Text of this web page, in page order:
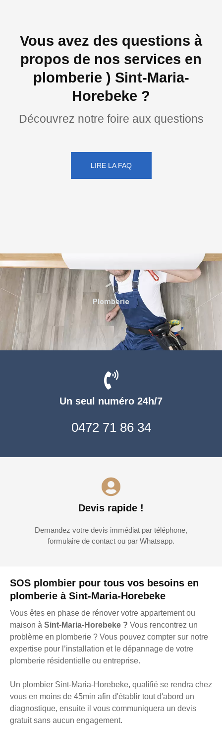
Vous avez des questions à
propos de nos services en
plomberie ) Sint-Maria-
Horebeke ?
Découvrez notre foire aux questions
LIRE LA FAQ
SOS plombier pour tous vos besoins en
plomberie à Sint-Maria-Horebeke
Vous êtes en phase de rénover votre appartement ou
maison à Sint-Maria-Horebeke ? Vous rencontrez un
problème en plomberie ? Vous pouvez compter sur notre
expertise pour l’installation et le dépannage de votre
plomberie résidentielle ou entreprise.
Un plombier Sint-Maria-Horebeke, qualifié se rendra chez
vous en moins de 45min afin d'établir tout d'abord un
diagnostique, ensuite il vous communiquera un devis
gratuit sans aucun engagement.
Un seul numéro 24h/7
0472 71 86 34
Devis rapide !
Demandez votre devis immédiat par téléphone,
formulaire de contact ou par Whatsapp.
Plomberie